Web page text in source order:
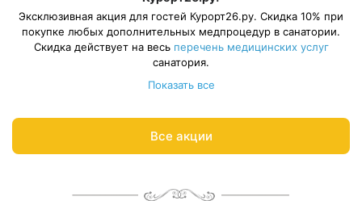
Эксклюзивная акция для гостей Курорт26.ру. Скидка 10% при
покупке любых дополнительных медпроцедур в санатории.
Скидка действует на весь перечень медицинских услуг
санатория.
Получайте максимум пользы от летнего отпуска. Прием врача,
анализы, комплексное УЗИ, лекарственные капельницы,
прекрасное самочувствие для новых побед.
Процедуры должны быть оплачены и оказаны в период с 1
июня по 30 августа 2026 года. Скидка не применяется к
Показать все
Все акции